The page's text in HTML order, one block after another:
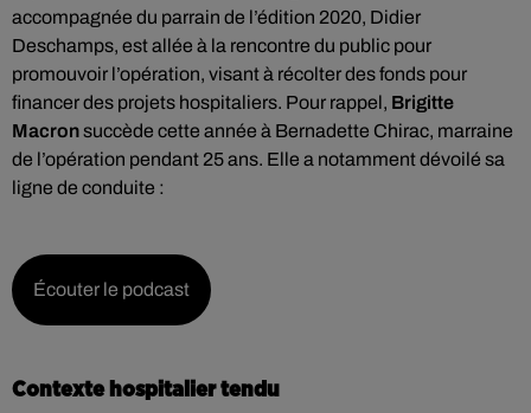
accompagnée du parrain de l’édition 2020, Didier
Deschamps, est allée à la rencontre du public pour
promouvoir l’opération, visant à récolter des fonds pour
financer des projets hospitaliers. Pour rappel, Brigitte
Macronsuccède cette année à Bernadette Chirac, marraine
de l’opération pendant 25 ans. Elle a notamment dévoilé sa
ligne de conduite :
Écouter le podcast
Contexte hospitalier tendu